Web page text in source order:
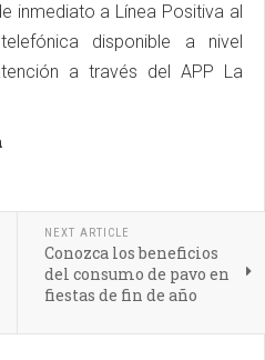
inmediato a Línea Positiva al
disponible a nivel
a través del APP La
NEXT ARTICLE
Conozca los beneficios
del consumo de pavo en
fiestas de fin de año